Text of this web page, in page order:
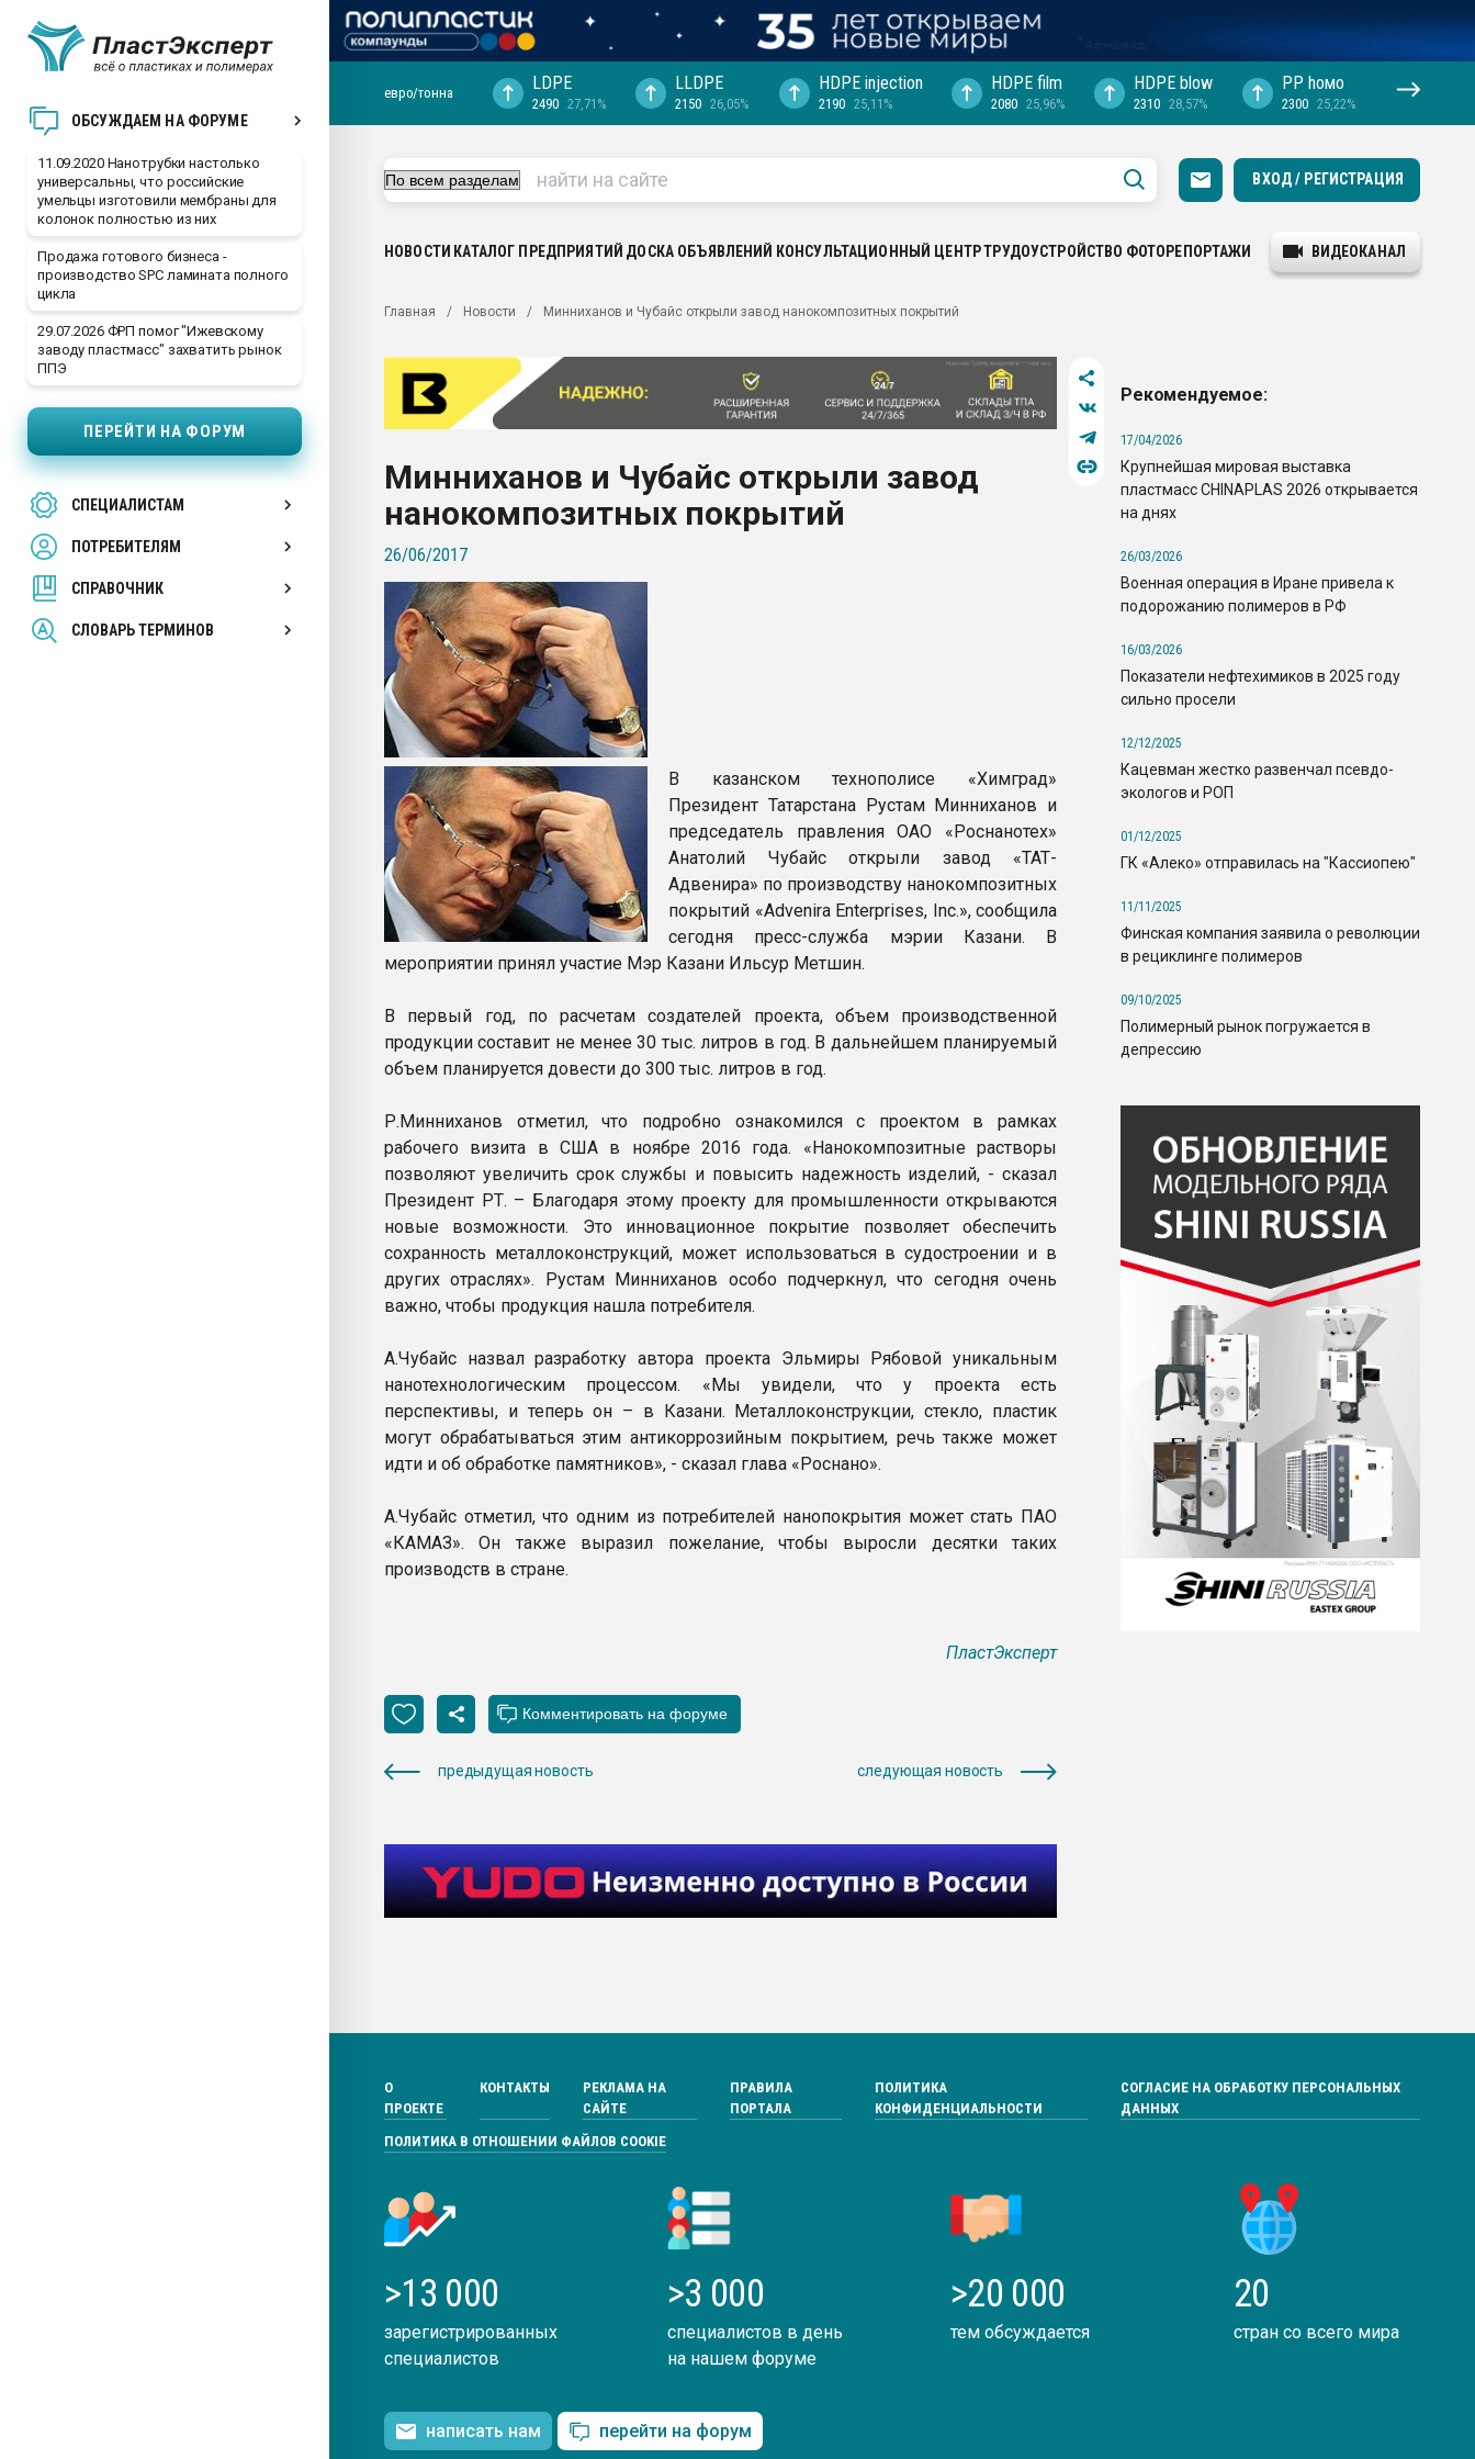
ОБСУЖДАЕМ НА ФОРУМЕ
11.09.2020 Нанотрубки настолько
универсальны, что российские
умельцы изготовили мембраны для
колонок полностью из них
Продажа готового бизнеса -
производство SPC ламината полного
цикла
29.07.2026 ФРП помог "Ижевскому
заводу пластмасс" захватить рынок
ППЭ
ПЕРЕЙТИ НА ФОРУМ
СПЕЦИАЛИСТАМ
ПОТРЕБИТЕЛЯМ
СПРАВОЧНИК
СЛОВАРЬ ТЕРМИНОВ
28.07.2026 Автоматизация выходит на
Материал поверхности пуансона для
вакуумного формования
Armaloy PC/ABS-1IM черный цвет
26.07.2022 "Сибирский титан" стал
намного дороже
ПЕРЕЙТИ НА ФОРУМ
евро/тонна LDPE
2490 27,71%
LLDPE
2150 26,05%
HDPE injection
2190 25,11%
HDPE film
2080 25,96%
HDPE blow
2310 28,57%
PP hомо
2300 25,22%
ВХОД / РЕГИСТРАЦИЯ
НОВОСТИ КАТАЛОГ ПРЕДПРИЯТИЙ ДОСКА ОБЪЯВЛЕНИЙ КОНСУЛЬТАЦИОННЫЙ ЦЕНТРТРУДОУСТРОЙСТВО ФОТОРЕПОРТАЖИ ВИДЕОКАНАЛ
Главная Новости Минниханов и Чубайс открыли завод нанокомпозитных покрытий
Минниханов и Чубайс открыли завод
нанокомпозитных покрытий
26/06/2017
В казанском технополисе «Химград»
Президент Татарстана Рустам Минниханов и
председатель правления ОАО «Роснанотех»
Анатолий Чубайс открыли завод «ТАТ-
Адвенира» по производству нанокомпозитных
покрытий «Advenira Enterprises, Inc.», сообщила
сегодня пресс-служба мэрии Казани. В
мероприятии принял участие Мэр Казани Ильсур Метшин.
В первый год, по расчетам создателей проекта, объем производственной
продукции составит не менее 30 тыс. литров в год. В дальнейшем планируемый
объем планируется довести до 300 тыс. литров в год.
Р.Минниханов отметил, что подробно ознакомился с проектом в рамках
рабочего визита в США в ноябре 2016 года. «Нанокомпозитные растворы
позволяют увеличить срок службы и повысить надежность изделий, - сказал
Президент РТ. – Благодаря этому проекту для промышленности открываются
новые возможности. Это инновационное покрытие позволяет обеспечить
сохранность металлоконструкций, может использоваться в судостроении и в
других отраслях». Рустам Минниханов особо подчеркнул, что сегодня очень
важно, чтобы продукция нашла потребителя.
А.Чубайс назвал разработку автора проекта Эльмиры Рябовой уникальным
нанотехнологическим процессом. «Мы увидели, что у проекта есть
перспективы, и теперь он – в Казани. Металлоконструкции, стекло, пластик
могут обрабатываться этим антикоррозийным покрытием, речь также может
идти и об обработке памятников», - сказал глава «Роснано».
А.Чубайс отметил, что одним из потребителей нанопокрытия может стать ПАО
«КАМАЗ». Он также выразил пожелание, чтобы выросли десятки таких
производств в стране.
ПластЭксперт
предыдущая новость следующая новость
Рекомендуемое:
17/04/2026
Крупнейшая мировая выставка
пластмасс CHINAPLAS 2026 открывается
на днях
26/03/2026
Военная операция в Иране привела к
подорожанию полимеров в РФ
16/03/2026
Показатели нефтехимиков в 2025 году
сильно просели
12/12/2025
Кацевман жестко развенчал псевдо-
экологов и РОП
01/12/2025
ГК «Алеко» отправилась на "Кассиопею"
11/11/2025
Финская компания заявила о революции
в рециклинге полимеров
09/10/2025
Полимерный рынок погружается в
депрессию
О
ПРОЕКТЕ
КОНТАКТЫ
РЕКЛАМА НА
САЙТЕ
ПРАВИЛА
ПОРТАЛА
ПОЛИТИКА
КОНФИДЕНЦИАЛЬНОСТИ
СОГЛАСИЕ НА ОБРАБОТКУ ПЕРСОНАЛЬНЫХ
ДАННЫХ
ПОЛИТИКА В ОТНОШЕНИИ ФАЙЛОВ COOKIE
>13 000
зарегистрированных
специалистов
>3 000
специалистов в день
на нашем форуме
>20 000
тем обсуждается
20
стран со всего мира
написать нам перейти на форум